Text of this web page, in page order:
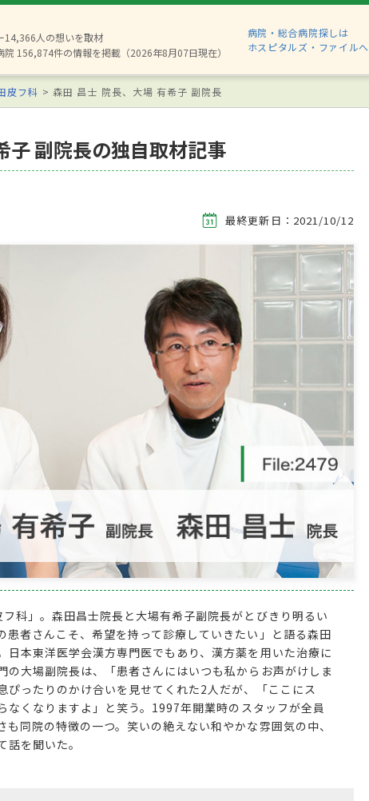
14,366人の想いを取材
院 156,874件の情報を掲載（2026年8月07日現在）
病院・総合病院探しは
ホスピタルズ・ファイルへ
皮フ科 森田 昌士 院長、大場 有希子 副院長
子 副院長の独自取材記事
最終更新日：2021/10/12
科」。森田昌士院長と大場有希子副院長がとびきり明るい
患者さんこそ、希望を持って診療していきたい」と語る森田
日本東洋医学会漢方専門医でもあり、漢方薬を用いた治療に
の大場副院長は、「患者さんにはいつも私からお声がけしま
ぴったりのかけ合いを見せてくれた2人だが、「ここにス
なくなりますよ」と笑う。1997年開業時のスタッフが全員
同院の特徴の一つ。笑いの絶えない和やかな雰囲気の中、
を聞いた。